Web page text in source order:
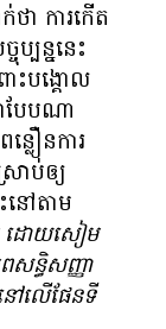
ា ការ​កើត​
ប្បន្ន​នេះ
ះ​បង្គោល​
បែប​ណា
លឿន​ការ​
ាប់​ឲ្យ​
នៅ​តាម​
ដោយ​សៀម
សន្ធិសញ្ញា​
ៅ​លើ​ផែនទី​